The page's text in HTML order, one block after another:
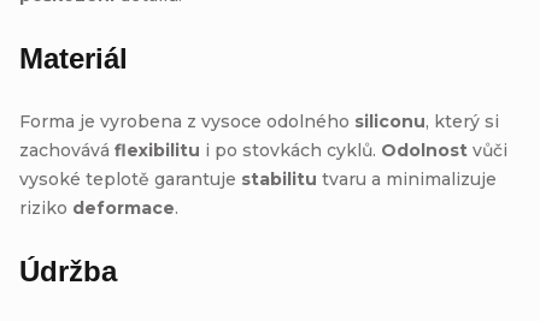
Materiál
Forma je vyrobena z vysoce odolného siliconu, který si
zachovává flexibilitu i po stovkách cyklů. Odolnost vůči
vysoké teplotě garantuje stabilitu tvaru a minimalizuje
riziko deformace.
Údržba